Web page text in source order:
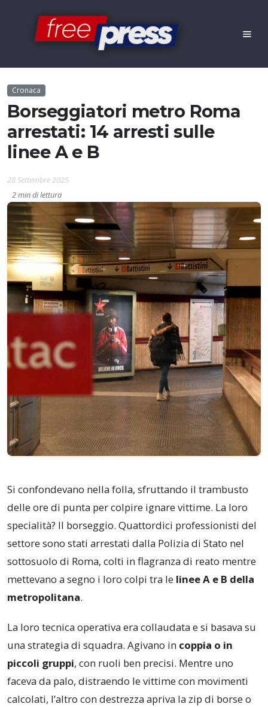
Cronaca
Borseggiatori metro Roma
arrestati: 14 arresti sulle
linee A e B
28 Settembre 2025
2 min di lettura
Si confondevano nella folla, sfruttando il trambusto
delle ore di punta per colpire ignare vittime. La loro
specialità? Il borseggio. Quattordici professionisti del
settore sono stati arrestati dalla Polizia di Stato nel
sottosuolo di Roma, colti in flagranza di reato mentre
mettevano a segno i loro colpi tra le linee A e B della
metropolitana.
La loro tecnica operativa era collaudata e si basava su
una strategia di squadra. Agivano in coppia o in
piccoli gruppi, con ruoli ben precisi. Mentre uno
faceva da palo, distraendo le vittime con movimenti
calcolati, l’altro con destrezza apriva la zip di borse o